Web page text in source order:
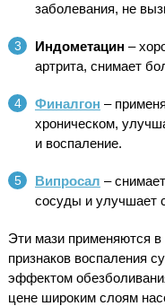
заболевания, не
Индометацин –
артрита, снимает
Финалгон –
хроническом,
и воспаление.
Випросал –
сосуды и улучшает
Эти мази применяются
признаков воспаления
эффектом
цене широким слоям